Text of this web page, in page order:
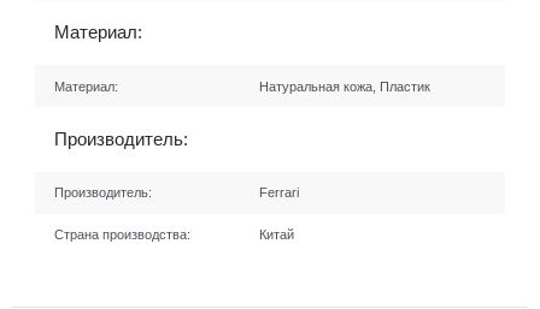
Материал:
Материал: Натуральная кожа, Пластик
Производитель:
Производитель: Ferrari
Страна производства: Китай